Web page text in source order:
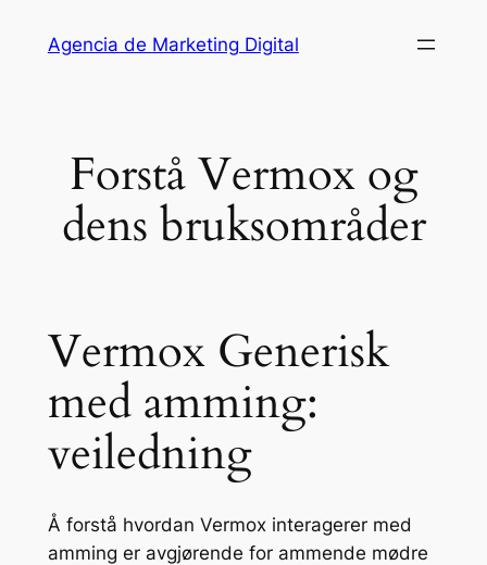
Agencia de Marketing Digital
Forstå Vermox og
dens bruksområder
Vermox Generisk
med amming:
veiledning
Å forstå hvordan Vermox interagerer med
amming er avgjørende for ammende mødre